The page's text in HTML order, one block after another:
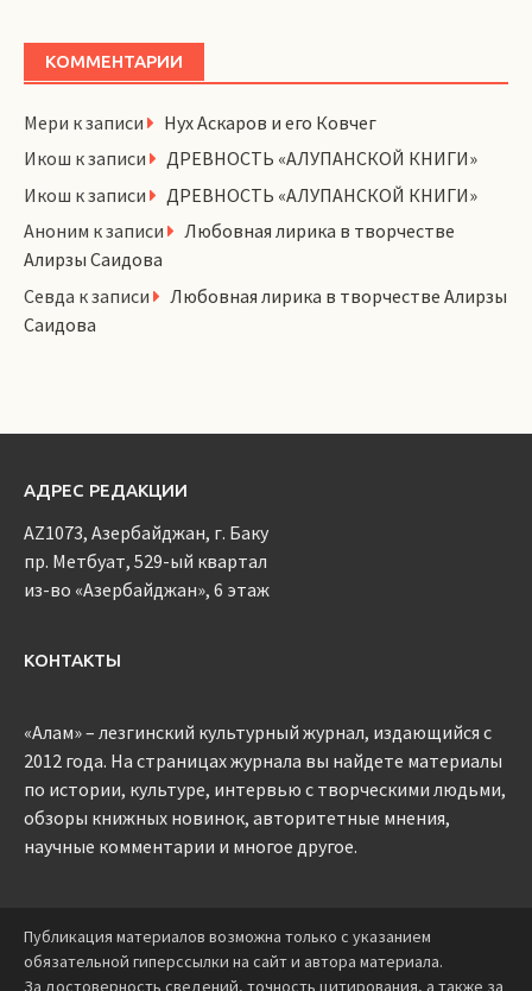
КОММЕНТАРИИ
Мери к записи
Нух Аскаров и его Ковчег
Икош к записи
ДРЕВНОСТЬ «АЛУПАНСКОЙ КНИГИ»
Икош к записи
ДРЕВНОСТЬ «АЛУПАНСКОЙ КНИГИ»
Аноним к записи
Любовная лирика в творчестве
Алирзы Саидова
Севда к записи
Любовная лирика в творчестве Алирзы
Саидова
АДРЕС РЕДАКЦИИ
AZ1073, Азербайджан, г. Баку
пр. Метбуат, 529-ый квартал
из-во «Азербайджан», 6 этаж
КОНТАКТЫ
«Алам» – лезгинский культурный журнал, издающийся с
2012 года. На страницах журнала вы найдете материалы
по истории, культуре, интервью с творческими людьми,
обзоры книжных новинок, авторитетные мнения,
научные комментарии и многое другое.
Публикация материалов возможна только с указанием
обязательной гиперссылки на сайт и автора материала.
За достоверность сведений, точность цитирования, а также за